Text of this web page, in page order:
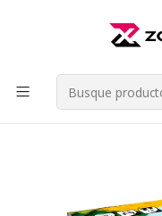
Retiros en Providencia
Inicio Juegos de Mesa